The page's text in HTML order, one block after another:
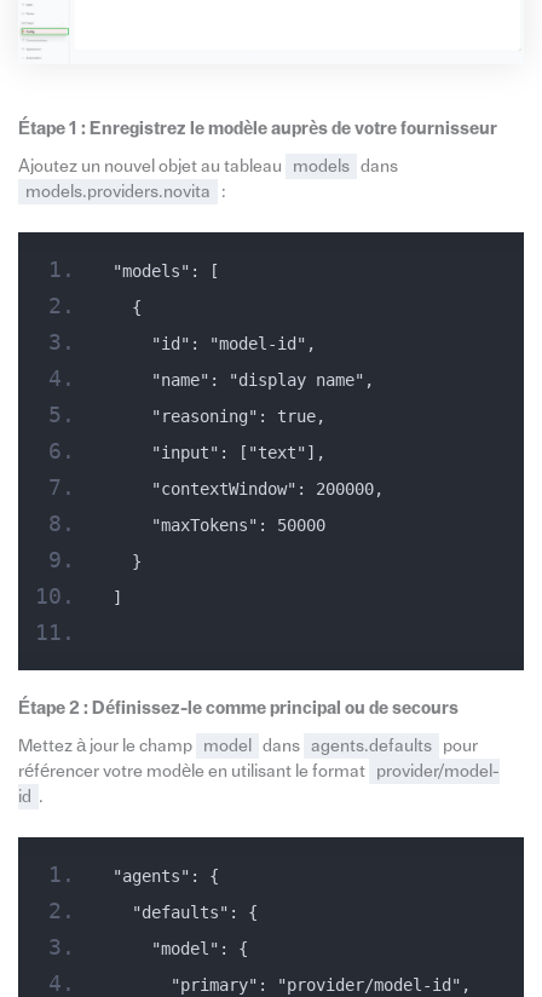
Étape 1 : Enregistrez le modèle auprès de votre fournisseur
Ajoutez un nouvel objet au tableau models
dans
models.providers.novita
:
"models": [
  {
    "id": "model-id",
    "name": "display name",
    "reasoning": true,
    "input": ["text"],
    "contextWindow": 200000,
    "maxTokens": 50000
  }
]
Étape 2 : Définissez-le comme principal ou de secours
Mettez à jour le champ model dans agents.defaults
pour
référencer votre modèle en utilisant le format
provider/model-
id .
"agents": {
  "defaults": {
    "model": {
      "primary": "provider/model-id",